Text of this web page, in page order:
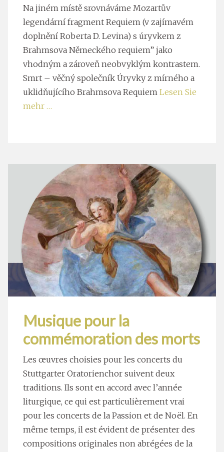
Na jiném místě srovnáváme Mozartův
legendární fragment Requiem (v zajímavém
doplnění Roberta D. Levina) s úryvkem z
Brahmsova Německého requiem” jako
vhodným a zároveň neobvyklým kontrastem.
Smrt – věčný společník Úryvky z mírného a
uklidňujícího Brahmsova Requiem Lesen Sie
mehr …
Musique pour la
commémoration des morts
Les œuvres choisies pour les concerts du
Stuttgarter Oratorienchor suivent deux
traditions. Ils sont en accord avec l’année
liturgique, ce qui est particulièrement vrai
pour les concerts de la Passion et de Noël. En
même temps, il est évident de présenter des
compositions originales non abrégées de la